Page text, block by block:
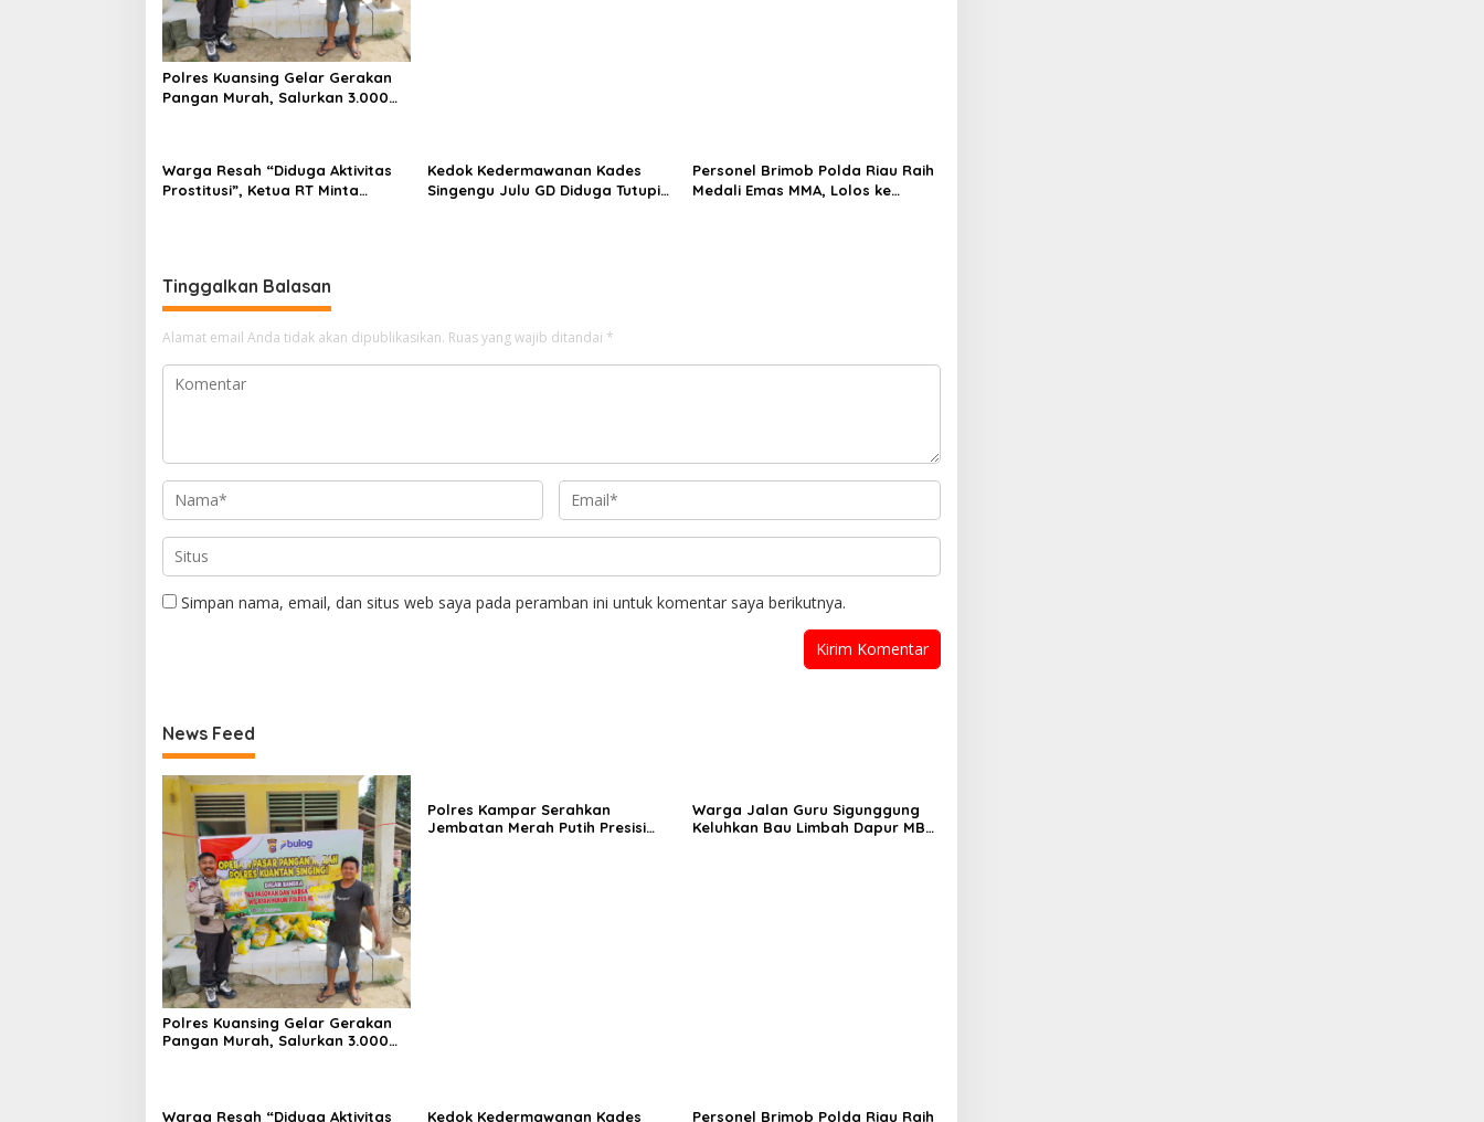
Polres Kuansing Gelar Gerakan
Pangan Murah, Salurkan 3.000
Warga Resah “Diduga Aktivitas
Prostitusi”, Ketua RT Minta
Kedok Kedermawanan Kades
Singengu Julu GD Diduga Tutupi
Personel Brimob Polda Riau Raih
Medali Emas MMA, Lolos ke
Tinggalkan Balasan
Alamat email Anda tidak akan dipublikasikan. Ruas yang wajib ditandai *
Simpan nama, email, dan situs web saya pada peramban ini untuk komentar saya berikutnya.
News Feed
Polres Kuansing Gelar Gerakan
Pangan Murah, Salurkan 3.000
Polres Kampar Serahkan
Jembatan Merah Putih Presisi
Warga Jalan Guru Sigunggung
Keluhkan Bau Limbah Dapur MBG
Warga Resah “Diduga Aktivitas Kedok Kedermawanan Kades Personel Brimob Polda Riau Raih